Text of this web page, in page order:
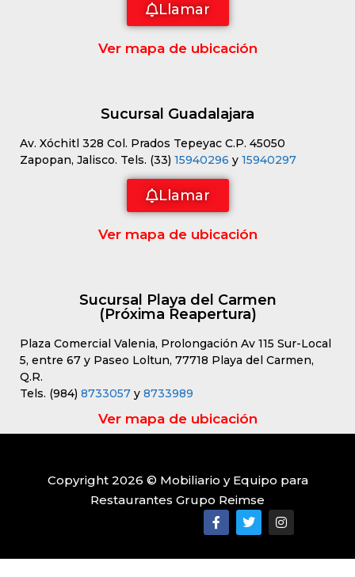
Llamar
Ver mapa de ubicación
Sucursal Guadalajara
Av. Xóchitl 328 Col. Prados Tepeyac C.P. 45050
Zapopan, Jalisco. Tels. (33) 15940296 y 15940297
Llamar
Ver mapa de ubicación
Sucursal Playa del Carmen
(Próxima Reapertura)
Plaza Comercial Valenia, Prolongación Av 115 Sur-Local
5, entre 67 y Paseo Loltun, 77718 Playa del Carmen,
Q.R.
Tels. (984) 8733057 y 8733989
Ver mapa de ubicación
Copyright 2026 © Mobiliario y Equipo para
Restaurantes Grupo Reimse